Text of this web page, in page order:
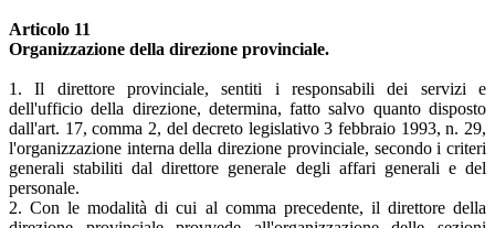
Articolo 11
Organizzazione della direzione provinciale.
1. Il direttore provinciale, sentiti i responsabili dei servizi e
dell'ufficio della direzione, determina, fatto salvo quanto disposto
dall'art. 17, comma 2, del decreto legislativo 3 febbraio 1993, n. 29,
l'organizzazione interna della direzione provinciale, secondo i criteri
generali stabiliti dal direttore generale degli affari generali e del
personale.
2. Con le modalità di cui al comma precedente, il direttore della